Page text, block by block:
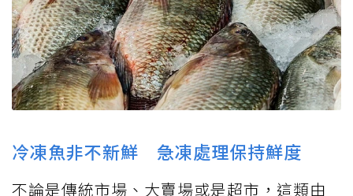
冷凍魚非不新鮮 急凍處理保持鮮度
不論是傳統市場、大賣場或是超市，這類由